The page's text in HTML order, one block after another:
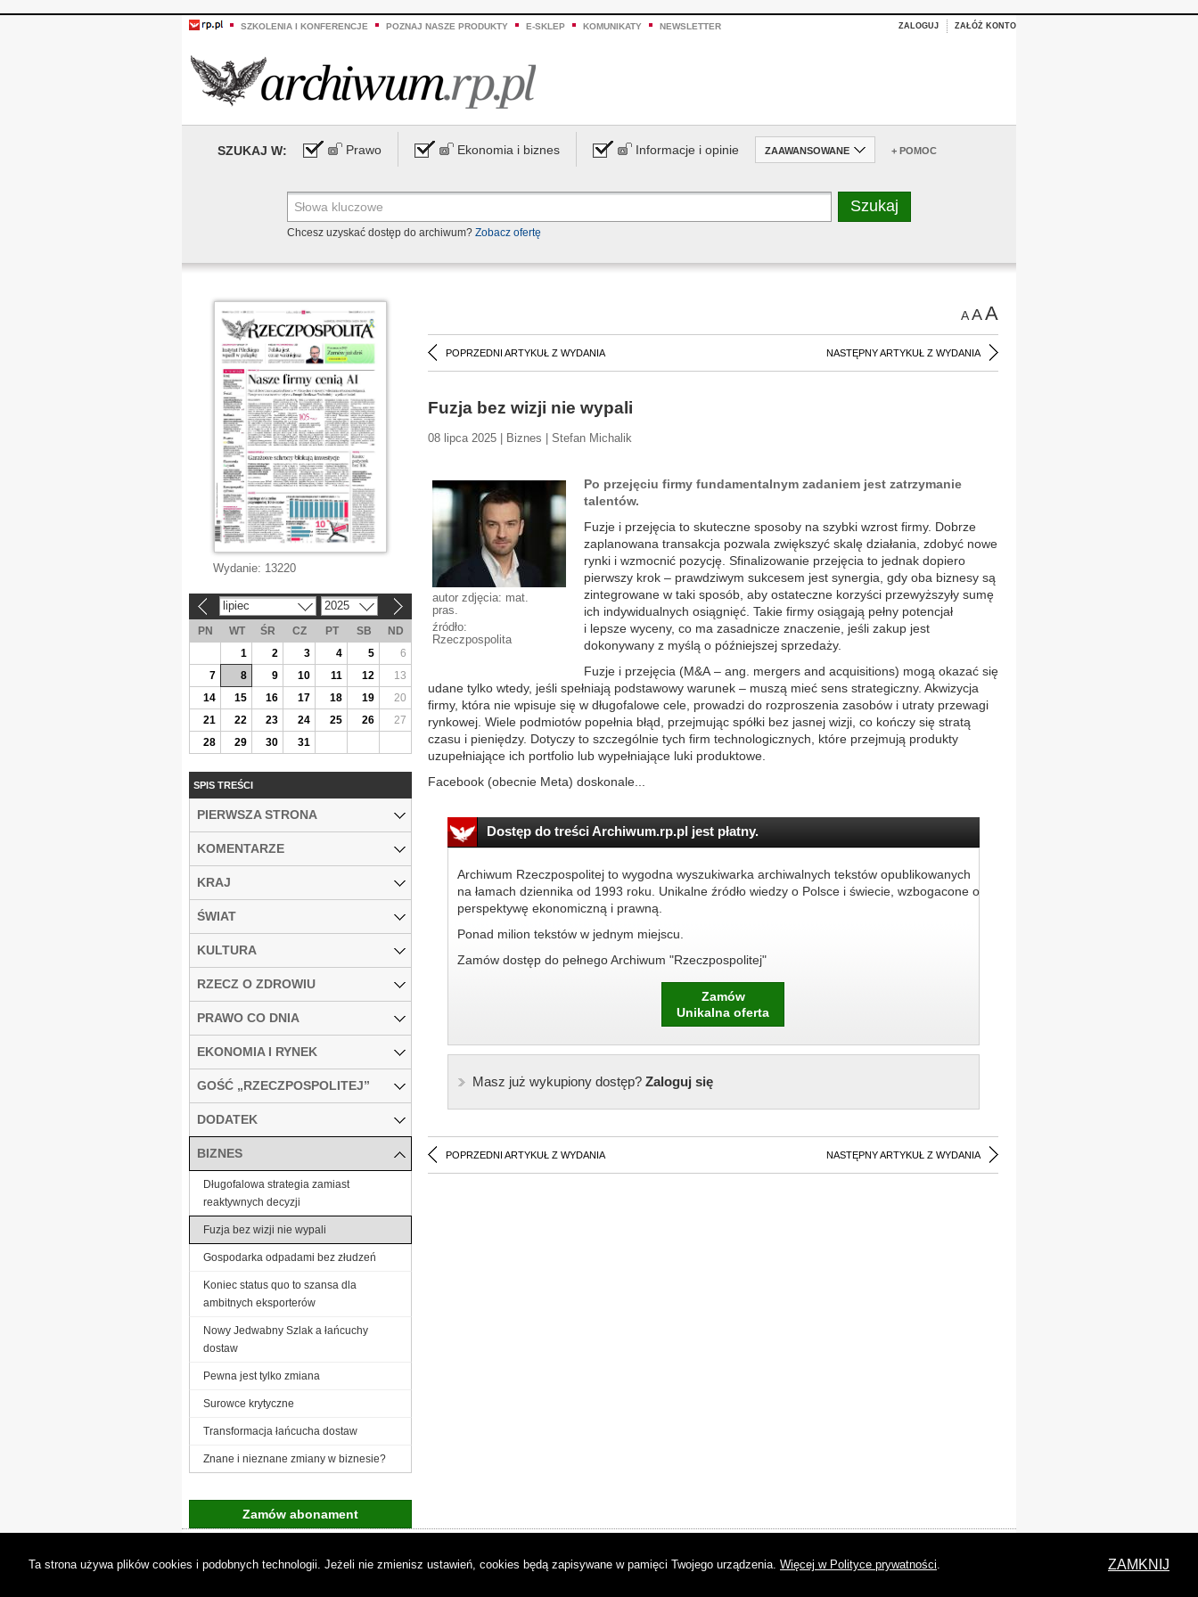
SZKOLENIA I KONFERENCJE POZNAJ NASZE PRODUKTY E-SKLEP KOMUNIKATY NEWSLETTER ZALOGUJ ZAŁÓŻ KONTO
SZUKAJ W: Prawo Ekonomia i biznes Informacje i opinie ZAAWANSOWANE + POMOC
Chcesz uzyskać dostęp do archiwum? Zobacz ofertę
AAA
POPRZEDNI ARTYKUŁ Z WYDANIA NASTĘPNY ARTYKUŁ Z WYDANIA
Fuzja bez wizji nie wypali
08 lipca 2025 | Biznes | Stefan Michalik
autor zdjęcia: mat.
pras.
źródło:
Rzeczpospolita
Po przejęciu firmy fundamentalnym zadaniem jest zatrzymanie
talentów.
Fuzje i przejęcia to skuteczne sposoby na szybki wzrost firmy. Dobrze
zaplanowana transakcja pozwala zwiększyć skalę działania, zdobyć nowe
rynki i wzmocnić pozycję. Sfinalizowanie przejęcia to jednak dopiero
pierwszy krok – prawdziwym sukcesem jest synergia, gdy oba biznesy są
zintegrowane w taki sposób, aby ostateczne korzyści przewyższyły sumę
ich indywidualnych osiągnięć. Takie firmy osiągają pełny potencjał
i lepsze wyceny, co ma zasadnicze znaczenie, jeśli zakup jest
dokonywany z myślą o późniejszej sprzedaży.
Fuzje i przejęcia (M&A – ang. mergers and acquisitions) mogą okazać się
udane tylko wtedy, jeśli spełniają podstawowy warunek – muszą mieć sens strategiczny. Akwizycja
firmy, która nie wpisuje się w długofalowe cele, prowadzi do rozproszenia zasobów i utraty przewagi
rynkowej. Wiele podmiotów popełnia błąd, przejmując spółki bez jasnej wizji, co kończy się stratą
czasu i pieniędzy. Dotyczy to szczególnie tych firm technologicznych, które przejmują produkty
uzupełniające ich portfolio lub wypełniające luki produktowe.
Facebook (obecnie Meta) doskonale...
Dostęp do treści Archiwum.rp.pl jest płatny.
Archiwum Rzeczpospolitej to wygodna wyszukiwarka archiwalnych tekstów opublikowanych
na łamach dziennika od 1993 roku. Unikalne źródło wiedzy o Polsce i świecie, wzbogacone o
perspektywę ekonomiczną i prawną.
Ponad milion tekstów w jednym miejscu.
Zamów dostęp do pełnego Archiwum "Rzeczpospolitej"
Zamów
Unikalna oferta
Masz już wykupiony dostęp?Zaloguj się
POPRZEDNI ARTYKUŁ Z WYDANIA NASTĘPNY ARTYKUŁ Z WYDANIA
Wydanie: 13220
lipiec 2025
PN WT ŚR CZ PT SB
ND
1
2 3 4 5
6
7
8 9 10 11 12
13
14
15 16 17 18 19
20
21
22 23 24 25 26
27
28
29 30 31
SPIS TREŚCI
PIERWSZA STRONA
KOMENTARZE
KRAJ
ŚWIAT
KULTURA
RZECZ O ZDROWIU
PRAWO CO DNIA
EKONOMIA I RYNEK
GOŚĆ „RZECZPOSPOLITEJ”
DODATEK
BIZNES
Długofalowa strategia zamiast
reaktywnych decyzji
Fuzja bez wizji nie wypali
Gospodarka odpadami bez złudzeń
Koniec status quo to szansa dla
ambitnych eksporterów
Nowy Jedwabny Szlak a łańcuchy
dostaw
Pewna jest tylko zmiana
Surowce krytyczne
Transformacja łańcucha dostaw
Znane i nieznane zmiany w biznesie?
Zamów abonament
Ta strona używa plików cookies i podobnych technologii. Jeżeli nie zmienisz ustawień, cookies będą zapisywane w pamięci Twojego urządzenia. Więcej w Polityce prywatności. ZAMKNIJ